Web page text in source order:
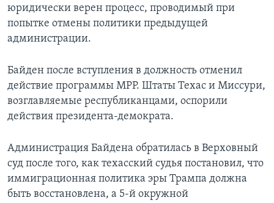
юридически верен процесс, проводимый при
попытке отмены политики предыдущей
администрации.
Байден после вступления в должность отменил
действие программы МРР. Штаты Техас и Миссури,
возглавляемые республиканцами, оспорили
действия президента-демократа.
Администрация Байдена обратилась в Верховный
суд после того, как техасский судья постановил, что
иммиграционная политика эры Трампа должна
быть восстановлена, а 5-й окружной